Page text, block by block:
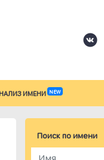
ИМЕНИ NEW
Поиск по имени